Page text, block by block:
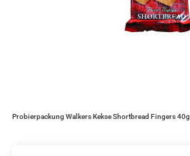
Probierpackung Walkers Kekse Shortbread Fingers 40g